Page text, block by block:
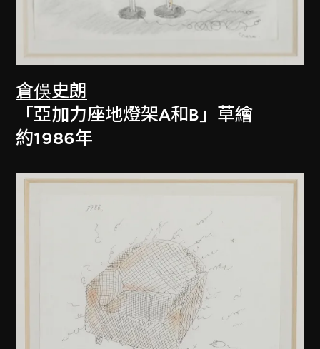
倉俁史朗
「亞加力座地燈架A和B」草繪
約1986年